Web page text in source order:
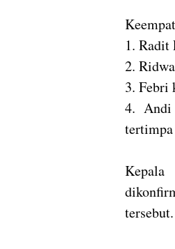
1. Radit
2.
3. Febri
4. Andi
tertimpa
tersebut.